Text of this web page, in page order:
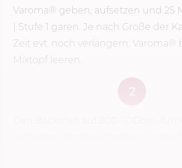
Varoma® geben, aufsetzen und 25
Stufe 1 garen. Je nach Größe der
Zeit evt. noch verlängern. Varoma®
Mixtopf leeren.
2